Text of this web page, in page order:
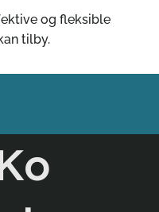
og fleksible
tilby.